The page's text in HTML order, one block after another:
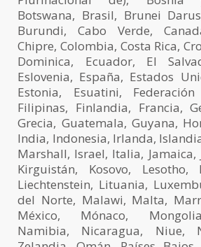
Botswana, Brasil, Brunei
Burundi, Cabo Verde,
Chipre, Colombia, Costa Rica,
Dominica, Ecuador, El
Eslovenia, España, Estados
Estonia, Esuatini,
Filipinas, Finlandia, Francia,
Grecia, Guatemala, Guyana,
India, Indonesia, Irlanda,
Marshall, Israel, Italia, Jamaica,
Kirguistán, Kosovo, Lesotho,
Liechtenstein, Lituania,
del Norte, Malawi, Malta,
México, Mónaco,
Namibia, Nicaragua, Niue,